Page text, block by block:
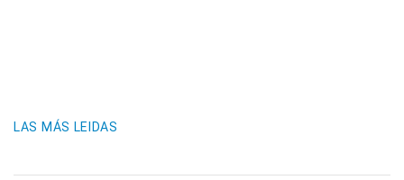
LAS MÁS LEIDAS